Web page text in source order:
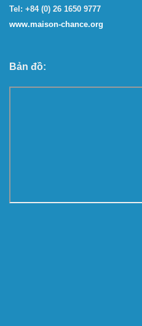
Tel: +84 (0) 26 1650 9777
www.maison-chance.org
Bản đồ: